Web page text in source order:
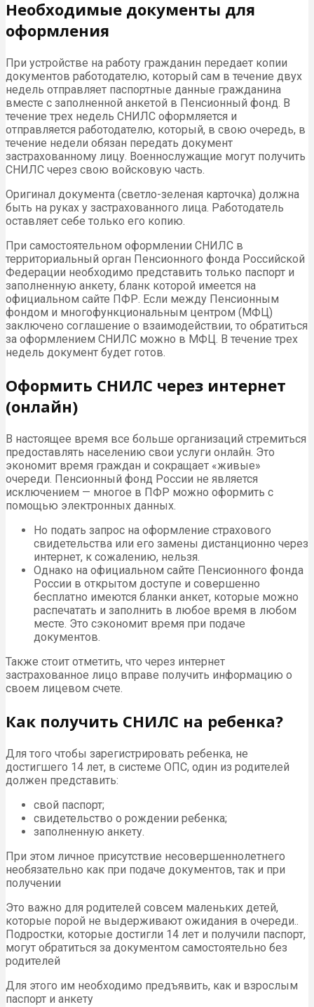
Необходимые документы для
оформления
При устройстве на работу гражданин передает копии
документов работодателю, который сам в течение двух
недель отправляет паспортные данные гражданина
вместе с заполненной анкетой в Пенсионный фонд. В
течение трех недель СНИЛС оформляется и
отправляется работодателю, который, в свою очередь, в
течение недели обязан передать документ
застрахованному лицу. Военнослужащие могут получить
СНИЛС через свою войсковую часть.
Оригинал документа (светло-зеленая карточка) должна
быть на руках у застрахованного лица. Работодатель
оставляет себе только его копию.
При самостоятельном оформлении СНИЛС в
территориальный орган Пенсионного фонда Российской
Федерации необходимо представить только паспорт и
заполненную анкету, бланк которой имеется на
официальном сайте ПФР. Если между Пенсионным
фондом и многофункциональным центром (МФЦ)
заключено соглашение о взаимодействии, то обратиться
за оформлением СНИЛС можно в МФЦ. В течение трех
недель документ будет готов.
Оформить СНИЛС через интернет
(онлайн)
В настоящее время все больше организаций стремиться
предоставлять населению свои услуги онлайн. Это
экономит время граждан и сокращает «живые»
очереди. Пенсионный фонд России не является
исключением — многое в ПФР можно оформить с
помощью электронных данных.
Но подать запрос на оформление страхового
свидетельства или его замены дистанционно через
интернет, к сожалению, нельзя.
Однако на официальном сайте Пенсионного фонда
России в открытом доступе и совершенно
бесплатно имеются бланки анкет, которые можно
распечатать и заполнить в любое время в любом
месте. Это сэкономит время при подаче
документов.
Также стоит отметить, что через интернет
застрахованное лицо вправе получить информацию о
своем лицевом счете.
Как получить СНИЛС на ребенка?
Для того чтобы зарегистрировать ребенка, не
достигшего 14 лет, в системе ОПС, один из родителей
должен представить:
свой паспорт;
свидетельство о рождении ребенка;
заполненную анкету.
При этом личное присутствие несовершеннолетнего
необязательно как при подаче документов, так и при
получении
Это важно для родителей совсем маленьких детей,
которые порой не выдерживают ожидания в очереди..
Подростки, которые достигли 14 лет и получили паспорт,
могут обратиться за документом самостоятельно без
родителей
Для этого им необходимо предъявить, как и взрослым
паспорт и анкету